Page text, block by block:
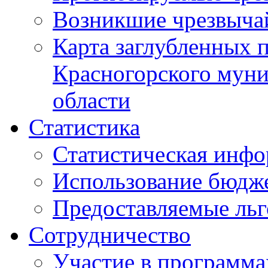
Возникшие
Карта
Красногорского
области
Статистика
Статистическая
Использование
Предоставляемые
Сотрудничество
Участие в